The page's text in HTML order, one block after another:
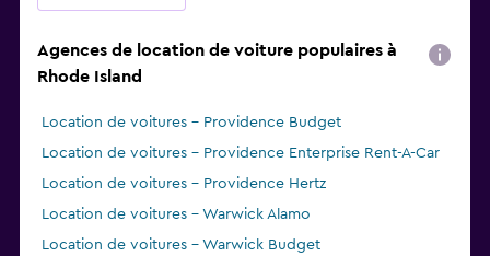
Agences de location de voiture populaires à
Rhode Island
Location de voitures - Providence Budget
Location de voitures - Providence Enterprise Rent-A-Car
Location de voitures - Providence Hertz
Location de voitures - Warwick Alamo
Location de voitures - Warwick Budget